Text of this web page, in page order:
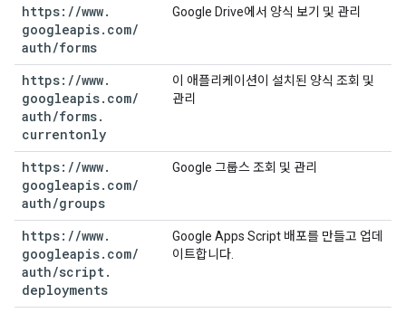
https: //www.
googleapis. com/
auth/forms
Google Drive에서 양식 보기 및 관리
https: //www.
googleapis. com/
auth/forms.
currentonly
이 애플리케이션이 설치된 양식 조회 및
관리
https: //www.
googleapis. com/
auth/groups
Google 그룹스 조회 및 관리
https: //www.
googleapis. com/
auth/script.
deployments
Google Apps Script 배포를 만들고 업데
이트합니다.